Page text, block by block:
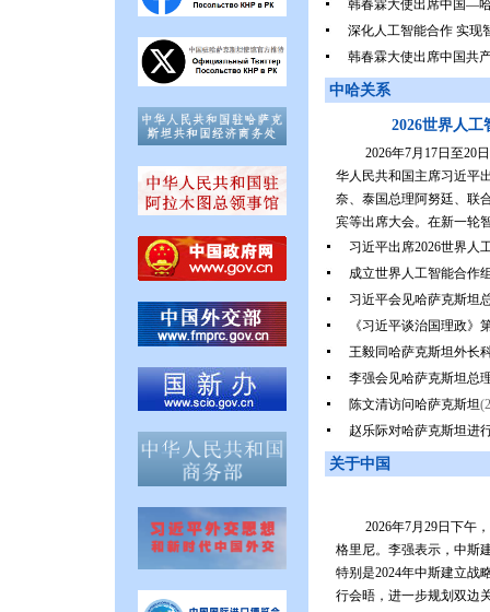
韩春霖大使出席中国—
深化人工智能合作 实现
韩春霖大使出席中国共
中哈关系
2026世界人
2026年7月17日至20
华人民共和国主席习近平
奈、泰国总理阿努廷、联
宾等出席大会。在新一轮
习近平出席2026世界人
成立世界人工智能合作
习近平会见哈萨克斯坦
《习近平谈治国理政
王毅同哈萨克斯坦外长
李强会见哈萨克斯坦总
陈文清访问哈萨克斯坦
赵乐际对哈萨克斯坦进
关于中国
2026年7月29日下午
格里尼。李强表示，中斯
特别是2024年中斯建立战
行会晤，进一步规划双边